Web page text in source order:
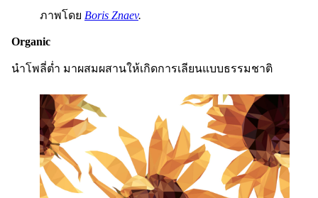
ภาพโดย Boris Znaev.
Organic
นำโพลี่ต่ำ มาผสมผสานให้เกิดการเลียนแบบธรรมชาติ